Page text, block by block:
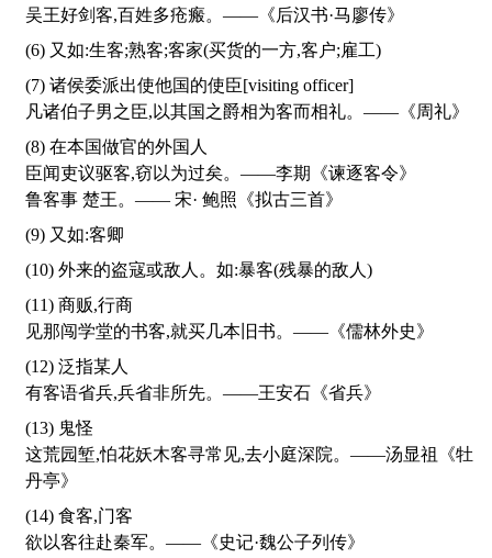
吴王好剑客,百姓多疮瘢。——《后汉书·马廖传》
(6) 又如:生客;熟客;客家(买货的一方,客户;雇工)
(7) 诸侯委派出使他国的使臣[visiting officer]
凡诸伯子男之臣,以其国之爵相为客而相礼。——《周礼》
(8) 在本国做官的外国人
臣闻吏议驱客,窃以为过矣。——李期《谏逐客令》
鲁客事 楚王。—— 宋· 鲍照《拟古三首》
(9) 又如:客卿
(10) 外来的盗寇或敌人。如:暴客(残暴的敌人)
(11) 商贩,行商
见那闯学堂的书客,就买几本旧书。——《儒林外史》
(12) 泛指某人
有客语省兵,兵省非所先。——王安石《省兵》
(13) 鬼怪
这荒园堑,怕花妖木客寻常见,去小庭深院。——汤显祖《牡
丹亭》
(14) 食客,门客
欲以客往赴秦军。——《史记·魏公子列传》